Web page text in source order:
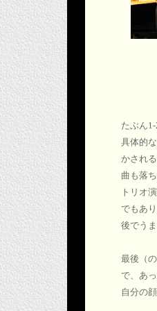
たぶん
具体的
かされ
曲も落
トリオ
でもあ
後でう
最後（
で、あ
自分の